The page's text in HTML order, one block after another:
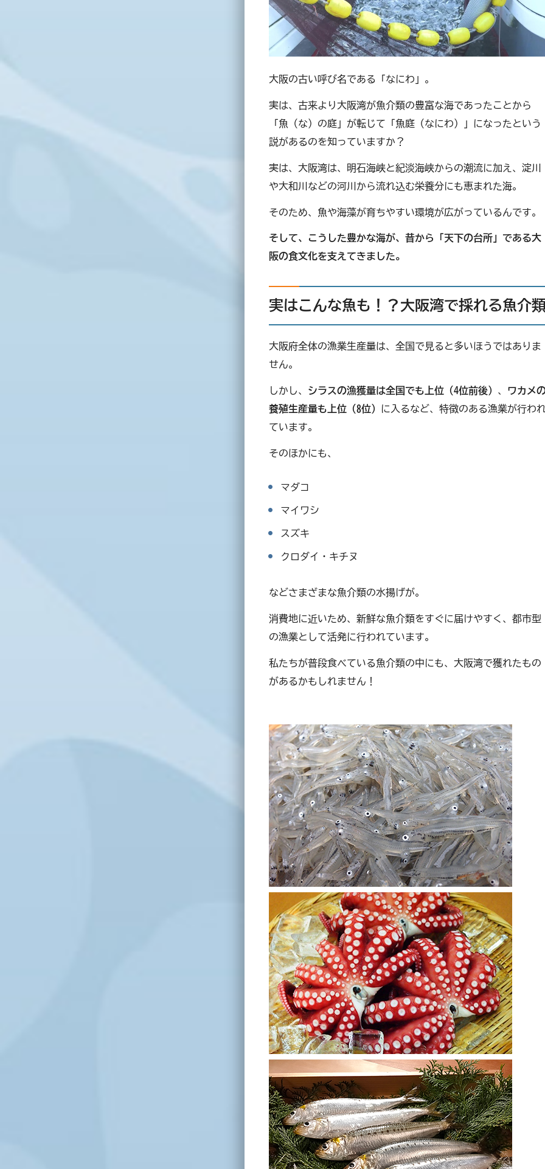
大阪の古い呼び名である「なにわ」。
実は、古来より大阪湾が魚介類の豊富な海であったことから
「魚（な）の庭」が転じて「魚庭（なにわ）」になったという
説があるのを知っていますか？
実は、大阪湾は、明石海峡と紀淡海峡からの潮流に加え、淀川
や大和川などの河川から流れ込む栄養分にも恵まれた海。
そのため、魚や海藻が育ちやすい環境が広がっているんです。
そして、こうした豊かな海が、昔から「天下の台所」である大
阪の食文化を支えてきました。
実はこんな魚も！？大阪湾で採れる魚介
大阪府全体の漁業生産量は、全国で見ると多いほうではありま
せん。
しかし、 シラスの漁獲量は全国でも上位（4位前後） 、 ワカメ
養殖生産量も上位（8位）
に入るなど、特徴のある漁業が行わ
ています。
そのほかにも、
マダコ
マイワシ
スズキ
クロダイ・キチヌ
などさまざまな魚介類の水揚げが。
消費地に近いため、新鮮な魚介類をすぐに届けやすく、都市型
の漁業として活発に行われています。
私たちが普段食べている魚介類の中にも、大阪湾で獲れたもの
があるかもしれません！